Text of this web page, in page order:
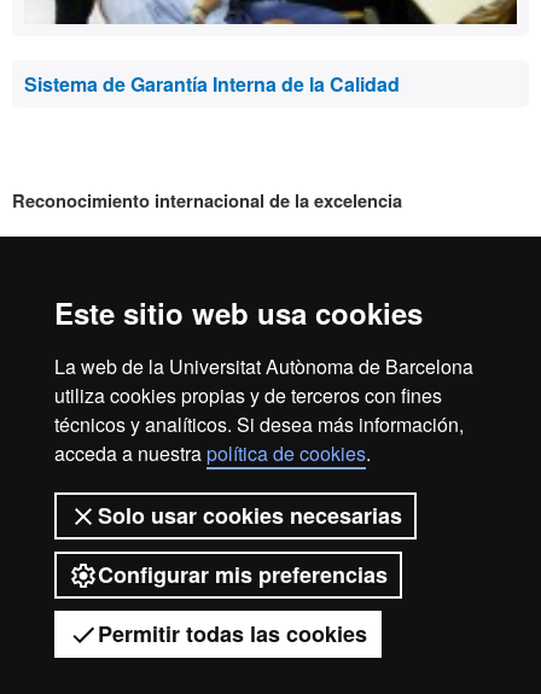
Este sitio web usa cookies
La web de la Universitat Autònoma de Barcelona
utiliza cookies propias y de terceros con fines
técnicos y analíticos. Si desea más información,
acceda a nuestrapolítica de cookies.
Solo usar cookies necesarias
Configurar mis preferencias
Permitir todas las cookies
Sistema de Garantía Interna de la Calidad
Reconocimiento internacional de la excelencia
HR
in
Inicio Aviso legal Política de privacidad
Protección de datos Sobre la web
Somos una universidad líder que imparte una docencia de
calidad, diversificada, multidisciplinaria y flexible, adecuada
a las necesidades de la sociedad y adaptada a los nuevos
modelos de la Europa del conocimiento. La UAB es
reconocida internacionalmente por la calidad y el carácter
innovador de su investigación.
2026 Universitat Autònoma de Barcelona